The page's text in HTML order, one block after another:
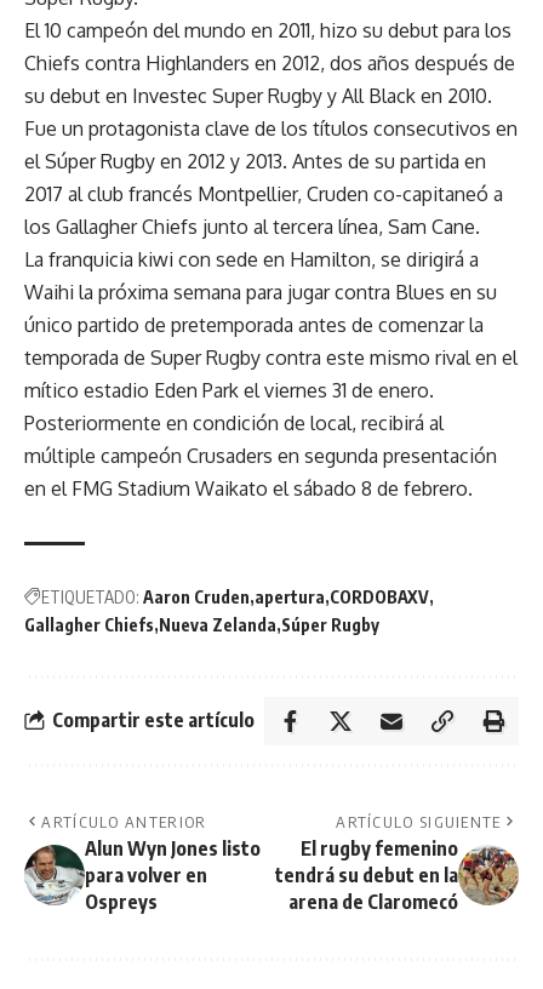
El 10 campeón del mundo en 2011, hizo su debut para los
Chiefs contra Highlanders en 2012, dos años después de
su debut en Investec Super Rugby y All Black en 2010.
Fue un protagonista clave de los títulos consecutivos en
el Súper Rugby en 2012 y 2013. Antes de su partida en
2017 al club francés Montpellier, Cruden co-capitaneó a
los Gallagher Chiefs junto al tercera línea, Sam Cane.
La franquicia kiwi con sede en Hamilton, se dirigirá a
Waihi la próxima semana para jugar contra Blues en su
único partido de pretemporada antes de comenzar la
temporada de Super Rugby contra este mismo rival en el
mítico estadio Eden Park el viernes 31 de enero.
Posteriormente en condición de local, recibirá al
múltiple campeón Crusaders en segunda presentación
en el FMG Stadium Waikato el sábado 8 de febrero.
ETIQUETADO: Aaron Cruden apertura CORDOBAXV
Gallagher Chiefs Nueva Zelanda Súper Rugby
Compartir este artículo
ARTÍCULO ANTERIOR
Alun Wyn Jones listo
para volver en
Ospreys
ARTÍCULO SIGUIENTE
El rugby femenino
tendrá su debut en la
arena de Claromecó